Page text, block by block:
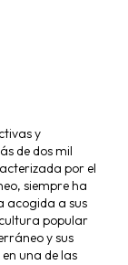
y
de dos mil
por el
siempre ha
acogida a sus
popular
y sus
una de las